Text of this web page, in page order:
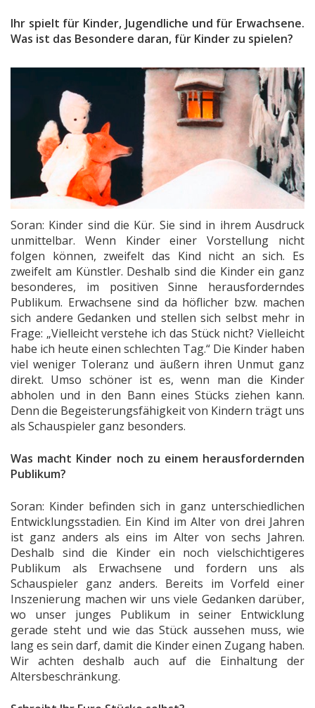
Ihr spielt für Kinder, Jugendliche und für Erwachsene.
Was ist das Besondere daran, für Kinder zu spielen?
Soran: Kinder sind die Kür. Sie sind in ihrem Ausdruck
unmittelbar. Wenn Kinder einer Vorstellung nicht
folgen können, zweifelt das Kind nicht an sich. Es
zweifelt am Künstler. Deshalb sind die Kinder ein ganz
besonderes, im positiven Sinne herausforderndes
Publikum. Erwachsene sind da höflicher bzw. machen
sich andere Gedanken und stellen sich selbst mehr in
Frage: „Vielleicht verstehe ich das Stück nicht? Vielleicht
habe ich heute einen schlechten Tag.“ Die Kinder haben
viel weniger Toleranz und äußern ihren Unmut ganz
direkt. Umso schöner ist es, wenn man die Kinder
abholen und in den Bann eines Stücks ziehen kann.
Denn die Begeisterungsfähigkeit von Kindern trägt uns
als Schauspieler ganz besonders.
Was macht Kinder noch zu einem herausfordernden
Publikum?
Soran: Kinder befinden sich in ganz unterschiedlichen
Entwicklungsstadien. Ein Kind im Alter von drei Jahren
ist ganz anders als eins im Alter von sechs Jahren.
Deshalb sind die Kinder ein noch vielschichtigeres
Publikum als Erwachsene und fordern uns als
Schauspieler ganz anders. Bereits im Vorfeld einer
Inszenierung machen wir uns viele Gedanken darüber,
wo unser junges Publikum in seiner Entwicklung
gerade steht und wie das Stück aussehen muss, wie
lang es sein darf, damit die Kinder einen Zugang haben.
Wir achten deshalb auch auf die Einhaltung der
Altersbeschränkung.